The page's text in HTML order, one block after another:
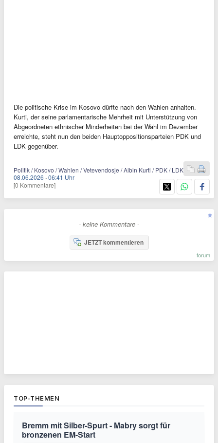
Die politische Krise im Kosovo dürfte nach den Wahlen anhalten.
Kurti, der seine parlamentarische Mehrheit mit Unterstützung von
Abgeordneten ethnischer Minderheiten bei der Wahl im Dezember
erreichte, steht nun den beiden Hauptoppositionsparteien PDK und
LDK gegenüber.
Politik / Kosovo / Wahlen / Vetevendosje / Albin Kurti / PDK / LDK
08.06.2026 ·06:41 Uhr
[0 Kommentare]
- keine Kommentare -
JETZT kommentieren
forum
TOP-THEMEN
Bremm mit Silber-Spurt - Mabry sorgt für
bronzenen EM-Start